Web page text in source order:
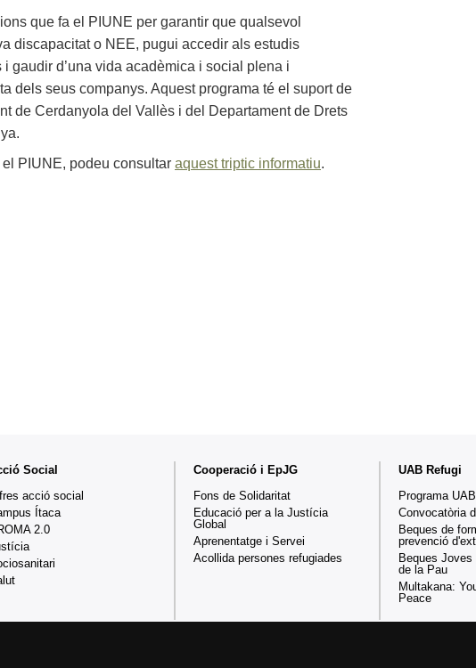
que fa el PIUNE per garantir que qualsevol
discapacitat o NEE, pugui accedir als estudis
gaudir d’una vida acadèmica i social plena i
dels seus companys. Aquest programa té el suport de
de Cerdanyola del Vallès i del Departament de Drets
PIUNE, podeu consultar aquest triptic informatiu.
Social
acció social
Ítaca
2.0
Cooperació i EpJG
Fons de Solidaritat
Educació per a la Justícia
Global
Aprenentatge i Servei
Acollida persones refugiades
UAB Refugi
Programa
Convocatòria
Beques de
prevenció
Beques
de la Pau
Multakana:
Peace